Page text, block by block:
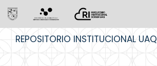
REPOSITORIO INSTITUCIONAL UAQ